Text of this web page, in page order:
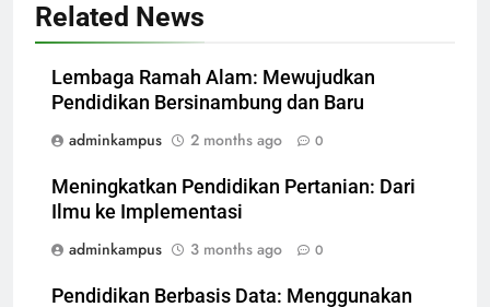
Related News
Lembaga Ramah Alam: Mewujudkan
Pendidikan Bersinambung dan Baru
adminkampus
2 months ago 0
Meningkatkan Pendidikan Pertanian: Dari
Ilmu ke Implementasi
adminkampus
3 months ago 0
Pendidikan Berbasis Data: Menggunakan